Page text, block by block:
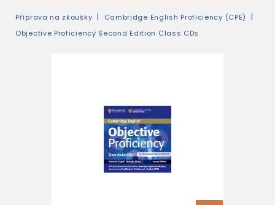
Příprava na zkoušky
Cambridge English Proficiency (CPE)
Objective Proficiency Second Edition Class CDs